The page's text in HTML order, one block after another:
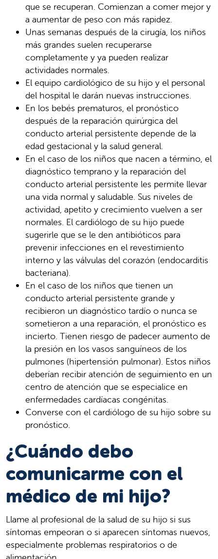
que se recuperan. Comienzan a comer mejor y
a aumentar de peso con más rapidez.
Unas semanas después de la cirugía, los niños
más grandes suelen recuperarse
completamente y ya pueden realizar
actividades normales.
El equipo cardiológico de su hijo y el personal
del hospital le darán nuevas instrucciones.
En los bebés prematuros, el pronóstico
después de la reparación quirúrgica del
conducto arterial persistente depende de la
edad gestacional y la salud general.
En el caso de los niños que nacen a término, el
diagnóstico temprano y la reparación del
conducto arterial persistente les permite llevar
una vida normal y saludable. Sus niveles de
actividad, apetito y crecimiento vuelven a ser
normales. El cardiólogo de su hijo puede
sugerirle que se le den antibióticos para
prevenir infecciones en el revestimiento
interno y las válvulas del corazón (endocarditis
bacteriana).
En el caso de los niños que tienen un
conducto arterial persistente grande y
recibieron un diagnóstico tardío o nunca se
sometieron a una reparación, el pronóstico es
incierto. Tienen riesgo de padecer aumento de
la presión en los vasos sanguíneos de los
pulmones (hipertensión pulmonar). Estos niños
deberían recibir atención de seguimiento en un
centro de atención que se especialice en
enfermedades cardíacas congénitas.
Converse con el cardiólogo de su hijo sobre su
pronóstico.
¿Cuándo debo
comunicarme con el
médico de mi hijo?
Llame al profesional de la salud de su hijo si sus
síntomas empeoran o si aparecen síntomas nuevos,
especialmente problemas respiratorios o de